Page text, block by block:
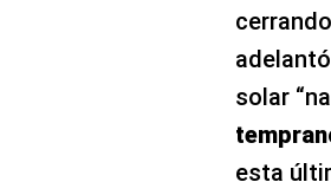
solar
esta